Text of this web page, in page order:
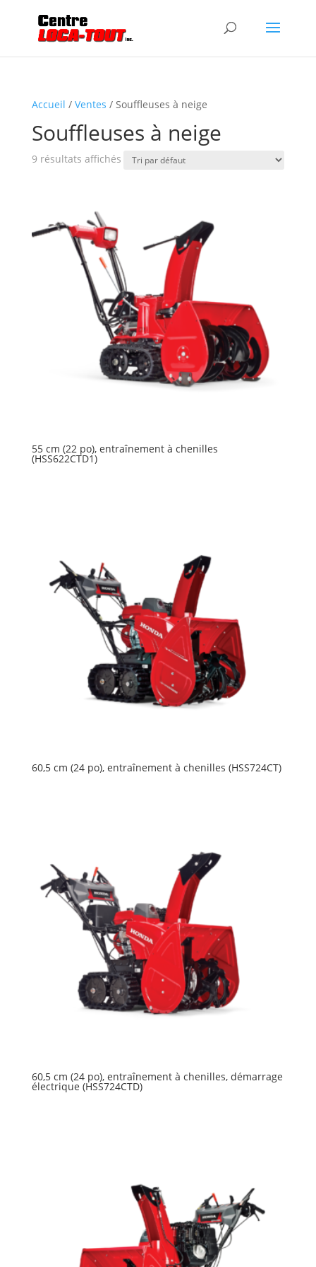
Accueil / Ventes / Souffleuses à neige
Souffleuses à neige
9 résultats affichés
55 cm (22 po), entraînement à chenilles
(HSS622CTD1)
60,5 cm (24 po), entraînement à chenilles (HSS724CT)
60,5 cm (24 po), entraînement à chenilles, démarrage
électrique (HSS724CTD)